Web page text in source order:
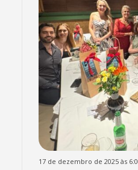
17 de dezembro de 2025 às